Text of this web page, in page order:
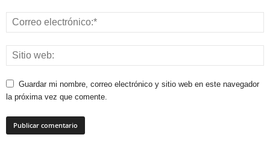
Guardar mi nombre, correo electrónico y sitio web en este navegador
la próxima vez que comente.